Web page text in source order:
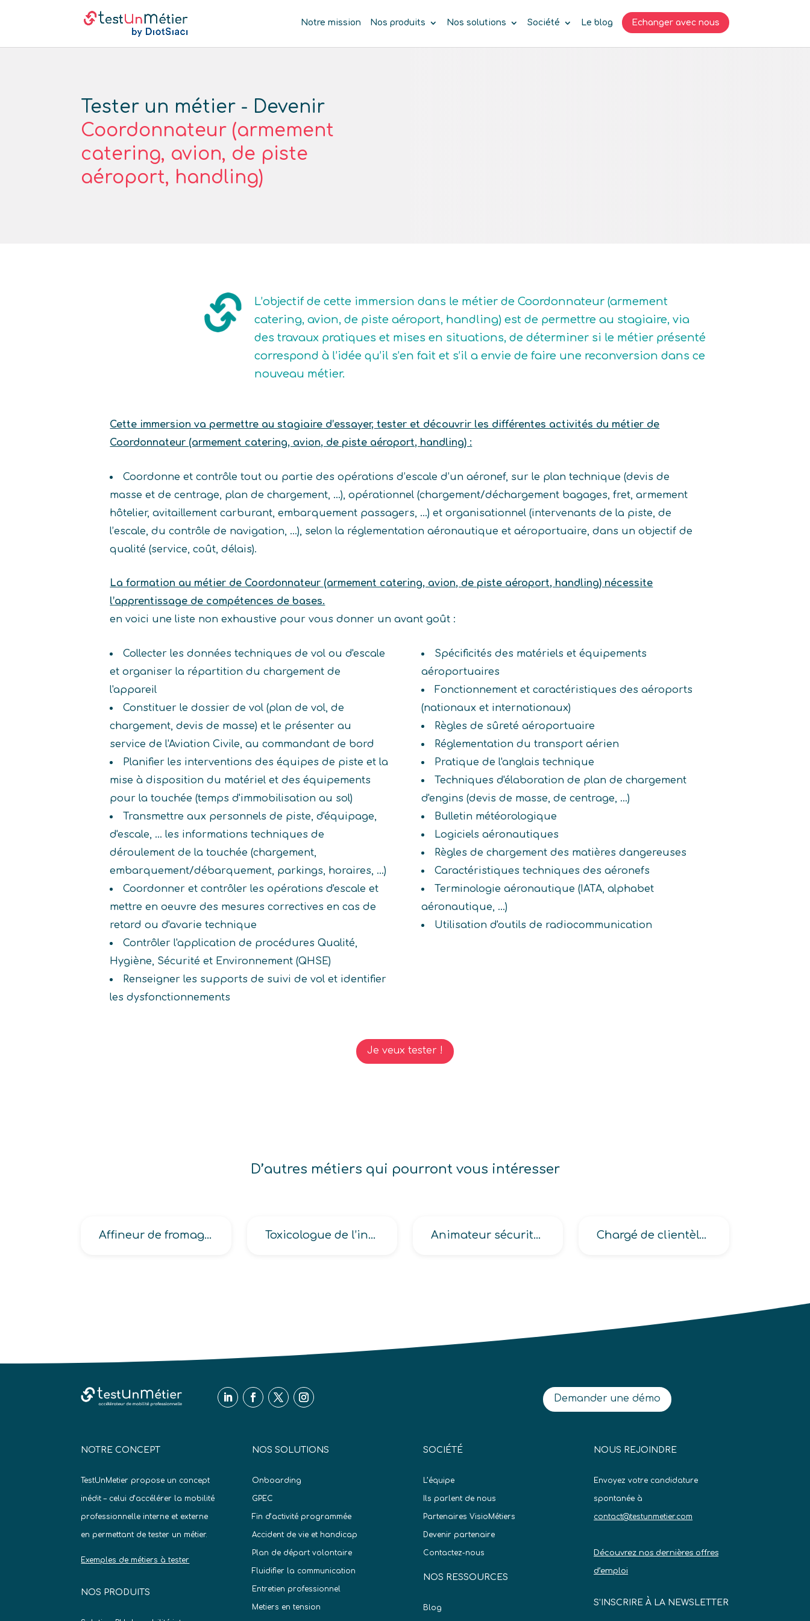
Notre mission Nos produits Nos solutions Société Le blog Echanger avec nous
Tester un métier - Devenir
Coordonnateur (armement
catering, avion, de piste
aéroport, handling)
L’objectif de cette immersion dans le métier de Coordonnateur (armement
catering, avion, de piste aéroport, handling) est de permettre au stagiaire, via
des travaux pratiques et mises en situations, de déterminer si le métier présenté
correspond à l’idée qu’il s’en fait et s’il a envie de faire une reconversion dans ce
nouveau métier.
Cette immersion va permettre au stagiaire d’essayer, tester et découvrir les différentes activités du métier de
Coordonnateur (armement catering, avion, de piste aéroport, handling) :
Coordonne et contrôle tout ou partie des opérations d’escale d’un aéronef, sur le plan technique (devis de
masse et de centrage, plan de chargement, …), opérationnel (chargement/déchargement bagages, fret, armement
hôtelier, avitaillement carburant, embarquement passagers, …) et organisationnel (intervenants de la piste, de
l’escale, du contrôle de navigation, …), selon la réglementation aéronautique et aéroportuaire, dans un objectif de
qualité (service, coût, délais).
La formation au métier de Coordonnateur (armement catering, avion, de piste aéroport, handling) nécessite
l’apprentissage de compétences de bases.
en voici une liste non exhaustive pour vous donner un avant goût :
Collecter les données techniques de vol ou d'escale
et organiser la répartition du chargement de
l'appareil
Constituer le dossier de vol (plan de vol, de
chargement, devis de masse) et le présenter au
service de l'Aviation Civile, au commandant de bord
Planifier les interventions des équipes de piste et la
mise à disposition du matériel et des équipements
pour la touchée (temps d'immobilisation au sol)
Transmettre aux personnels de piste, d'équipage,
d'escale, ... les informations techniques de
déroulement de la touchée (chargement,
embarquement/débarquement, parkings, horaires, ...)
Coordonner et contrôler les opérations d'escale et
mettre en oeuvre des mesures correctives en cas de
retard ou d'avarie technique
Contrôler l'application de procédures Qualité,
Hygiène, Sécurité et Environnement (QHSE)
Renseigner les supports de suivi de vol et identifier
les dysfonctionnements
Spécificités des matériels et équipements
aéroportuaires
Fonctionnement et caractéristiques des aéroports
(nationaux et internationaux)
Règles de sûreté aéroportuaire
Réglementation du transport aérien
Pratique de l'anglais technique
Techniques d'élaboration de plan de chargement
d'engins (devis de masse, de centrage, ...)
Bulletin météorologique
Logiciels aéronautiques
Règles de chargement des matières dangereuses
Caractéristiques techniques des aéronefs
Terminologie aéronautique (IATA, alphabet
aéronautique, ...)
Utilisation d'outils de radiocommunication
Je veux tester !
D’autres métiers qui pourront vous intéresser
Affineur de fromages Toxicologue de l’industrie Animateur sécurité environnement Chargé de clientèle (centre d’appels en assurances, en assurances)
Demander une démo
NOTRE CONCEPT
TestUnMetier propose un concept
inédit – celui d’accélérer la mobilité
professionnelle interne et externe
en permettant de tester un métier.
Exemples de métiers à tester
NOS PRODUITS
NOS SOLUTIONS
Onboarding
GPEC
Fin d’activité programmée
Accident de vie et handicap
Plan de départ volontaire
Fluidifier la communication
Entretien professionnel
Metiers en tension
SOCIÉTÉ
L’équipe
Ils parlent de nous
Partenaires VisioMétiers
Devenir partenaire
Contactez-nous
NOS RESSOURCES
Blog
NOUS REJOINDRE
Envoyez votre candidature
spontanée à
contact@testunmetier.com
Découvrez nos dernières offres
d’emploi
S’INSCRIRE À LA NEWSLETTER